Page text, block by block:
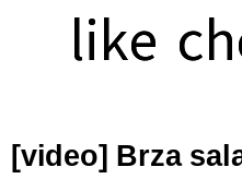
like
like
[video] Brza